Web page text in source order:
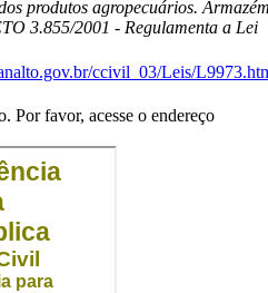
produtos agropecuários.
3.855/2001 - Regulamenta a Lei
ccivil_03/Leis/
Por favor, acesse o endereço